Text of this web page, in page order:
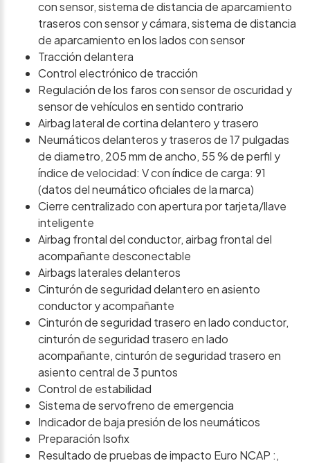
con sensor, sistema de distancia de aparcamiento
traseros con sensor y cámara, sistema de distancia
de aparcamiento en los lados con sensor
Tracción delantera
Control electrónico de tracción
Regulación de los faros con sensor de oscuridad y
sensor de vehículos en sentido contrario
Airbag lateral de cortina delantero y trasero
Neumáticos delanteros y traseros de 17 pulgadas
de diametro, 205 mm de ancho, 55 % de perfil y
índice de velocidad: V con índice de carga: 91
(datos del neumático oficiales de la marca)
Cierre centralizado con apertura por tarjeta/llave
inteligente
Airbag frontal del conductor, airbag frontal del
acompañante desconectable
Airbags laterales delanteros
Cinturón de seguridad delantero en asiento
conductor y acompañante
Cinturón de seguridad trasero en lado conductor,
cinturón de seguridad trasero en lado
acompañante, cinturón de seguridad trasero en
asiento central de 3 puntos
Control de estabilidad
Sistema de servofreno de emergencia
Indicador de baja presión de los neumáticos
Preparación Isofix
Resultado de pruebas de impacto Euro NCAP :,